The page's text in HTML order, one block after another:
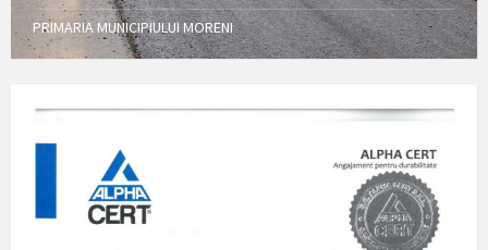
PRIMARIA MUNICIPIULUI MORENI